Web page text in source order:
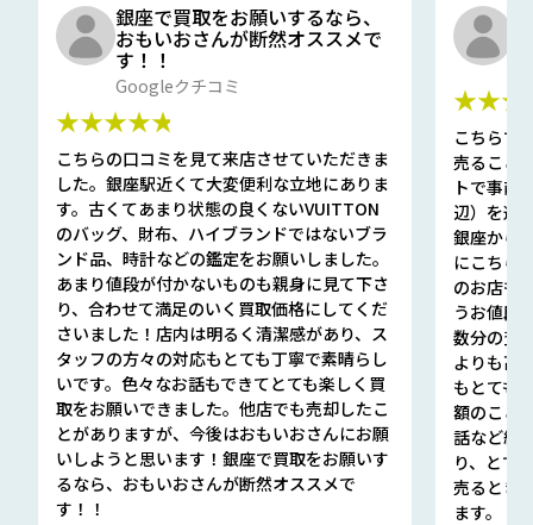
銀座で買取をお願いするなら、
おもいおさんが断然オススメで
す！！
Googleクチコミ
★★★★★
こちらの口コミを見て来店させていただきま
した。銀座駅近くて大変便利な立地にありま
す。古くてあまり状態の良くないVUITTON
のバッグ、財布、ハイブランドではないブラ
ンド品、時計などの鑑定をお願いしました。
あまり値段が付かないものも親身に見て下さ
り、合わせて満足のいく買取価格にしてくだ
さいました！店内は明るく清潔感があり、ス
タッフの方々の対応もとても丁寧で素晴らし
いです。色々なお話もできてとても楽しく買
取をお願いできました。他店でも売却したこ
とがありますが、今後はおもいおさんにお願
いしようと思います！銀座で買取をお願いす
るなら、おもいおさんが断然オススメで
す！！
こちらで
売ること
トで事前
辺）を選
銀座から
にこちら
のお店も
うお値段
数分の査
よりも高
もとても
額のこと
話など細
り、とて
売るとき
ます。